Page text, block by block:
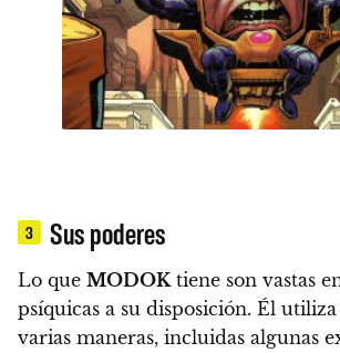
3 Sus poderes
Lo que MODOK tiene son vastas
psíquicas a su disposición. Él utiliza
varias maneras, incluidas algunas